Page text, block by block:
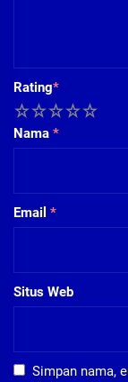
Rating*
5
4
3
2
Nama *
Email *
Situs Web
Simpan nama,